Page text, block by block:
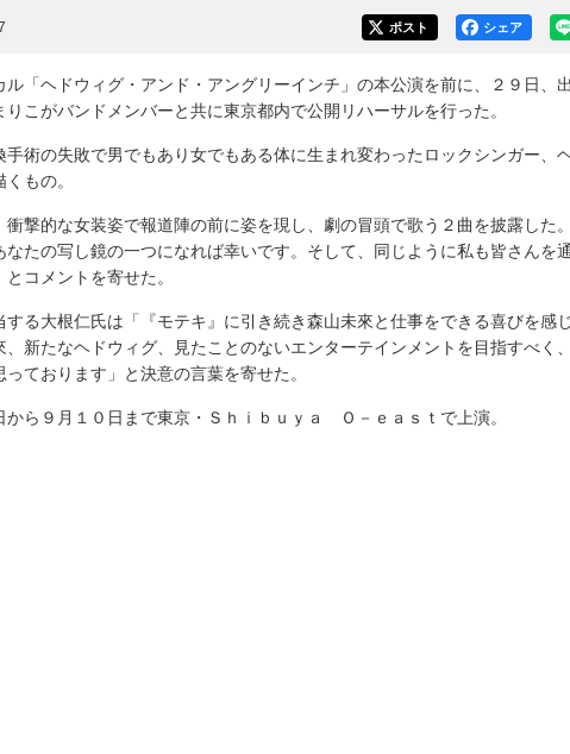
シェア
ポスト
「ヘドウィグ・アンド・アングリーインチ」の本公演を前に、２９日、
こがバンドメンバーと共に東京都内で公開リハーサルを行った。
術の失敗で男でもあり女でもある体に生まれ変わったロックシンガー、
もの。
撃的な女装姿で報道陣の前に姿を現し、劇の冒頭で歌う２曲を披露した
なたの写し鏡の一つになれば幸いです。そして、同じように私も皆さんを
コメントを寄せた。
る大根仁氏は「『モテキ』に引き続き森山未來と仕事をできる喜びを感
、新たなヘドウィグ、見たことのないエンターテインメントを目指すべく
ております」と決意の言葉を寄せた。
ら９月１０日まで東京・Ｓｈｉｂｕｙａ Ｏ－ｅａｓｔで上演。